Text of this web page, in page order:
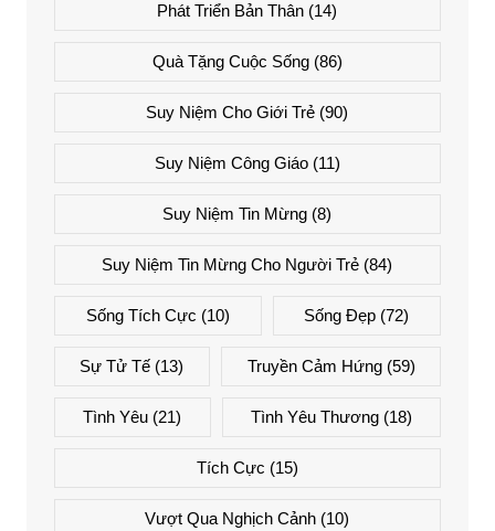
Phát Triển Bản Thân (14)
Quà Tặng Cuộc Sống(86)
Suy Niệm Cho Giới Trẻ (90)
Suy Niệm Công Giáo(11)
Suy Niệm Tin Mừng (8)
Suy Niệm Tin Mừng Cho Người Trẻ (84)
Sống Tích Cực (10) Sống Đẹp (72)
Sự Tử Tế (13) Truyền Cảm Hứng(59)
Tình Yêu (21) Tình Yêu Thương(18)
Tích Cực (15)
Vượt Qua Nghịch Cảnh (10)